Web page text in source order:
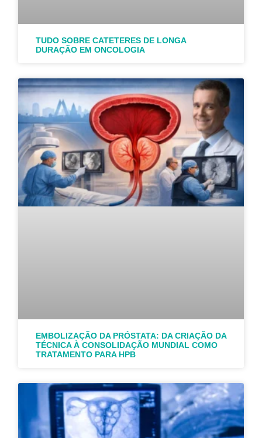
TUDO SOBRE CATETERES DE LONGA
DURAÇÃO EM ONCOLOGIA
EMBOLIZAÇÃO DA PRÓSTATA: DA CRIAÇÃO DA
TÉCNICA À CONSOLIDAÇÃO MUNDIAL COMO
TRATAMENTO PARA HPB